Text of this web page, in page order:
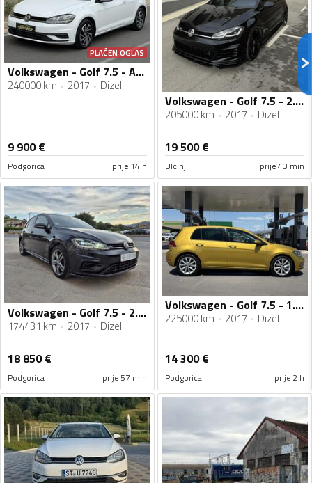
PLAĆEN OGLAS
Volkswagen - Golf 7.5 - AUTOMATIK
240000 km 2017 Dizel
9 900€
Podgorica prije 14 h
Volkswagen - Golf 7.5 - 2.0tdi
205000 km 2017 Dizel
19 500€
Ulcinj prije 43 min
Volkswagen - Golf 7.5 - 2.0 tdi
174431 km 2017 Dizel
18 850€
Podgorica prije 57 min
Volkswagen - Golf 7.5 - 1.6 TDI
225000 km 2017 Dizel
14 300€
Podgorica prije 2 h